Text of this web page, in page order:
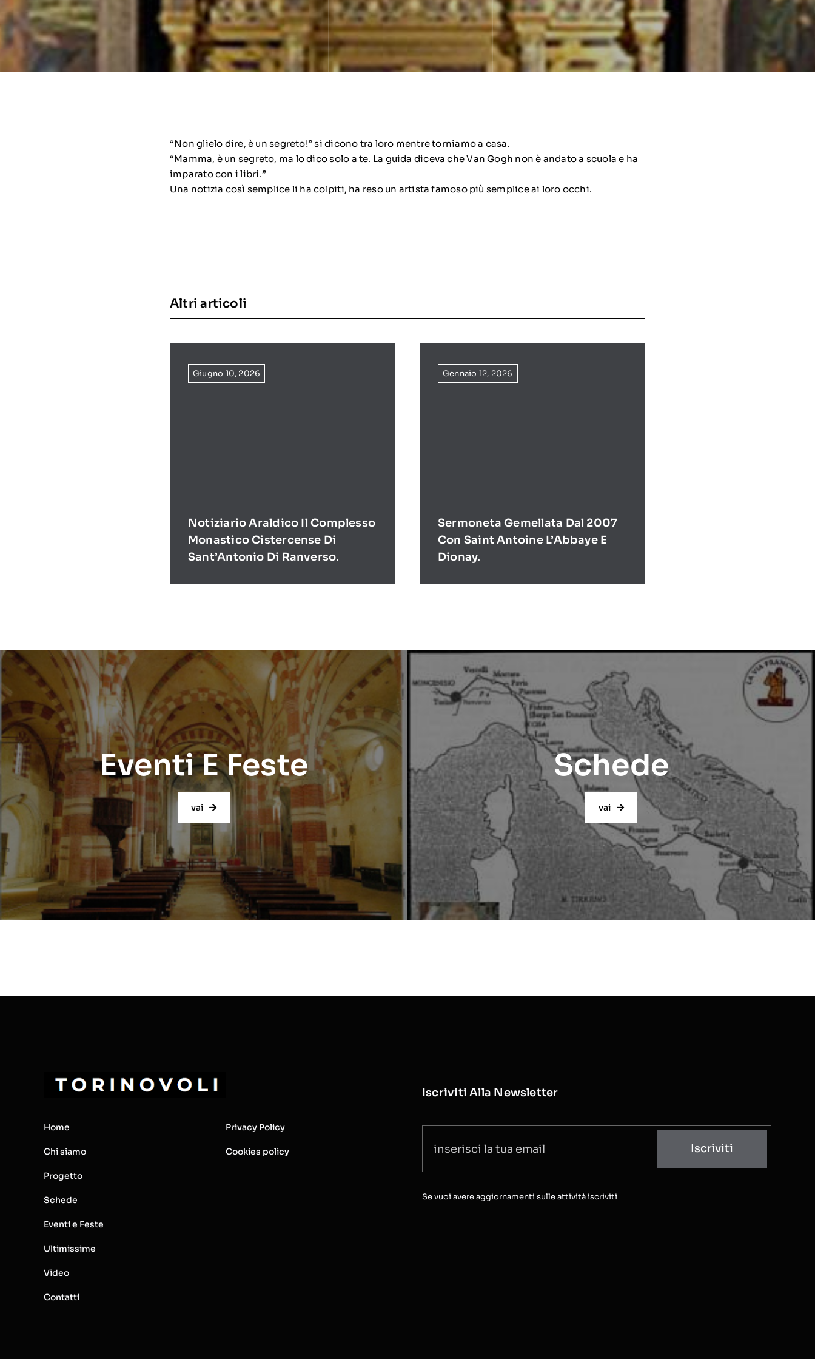
“Non glielo dire, è un segreto!” si dicono tra loro mentre torniamo a casa.
“Mamma, è un segreto, ma lo dico solo a te. La guida diceva che Van Gogh non è andato a scuola e ha
imparato con i libri.”
Una notizia così semplice li ha colpiti, ha reso un artista famoso più semplice ai loro occhi.
Altri articoli
Giugno 10, 2026
Notiziario Araldico Il Complesso
Monastico Cistercense Di
Sant’Antonio Di Ranverso.
Gennaio 12, 2026
Sermoneta Gemellata Dal 2007
Con Saint Antoine L’Abbaye E
Dionay.
Eventi E Feste
vai
Schede
vai
Home
Chi siamo
Progetto
Schede
Eventi e Feste
Ultimissime
Video
Contatti
Privacy Policy
Cookies policy
Iscriviti Alla Newsletter
Iscriviti
Se vuoi avere aggiornamenti sulle attività iscriviti